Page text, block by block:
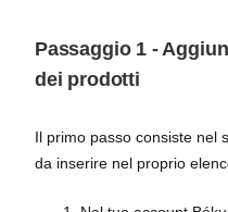
Passaggio 1 -
dei prodotti
Il primo passo consiste nel
da inserire nel proprio